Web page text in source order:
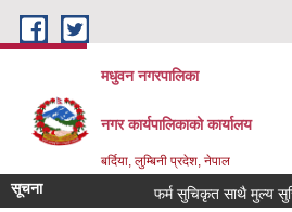
Skip to main content
मधुवन नगरपालिका
नगर कार्यपालिकाको कार्यालय
बर्दिया, लुम्बिनी प्रदेश, नेपाल
सूचना फर्म सुचिकृत साथै मुल्य सुचि